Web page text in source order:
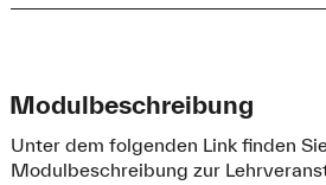
Modulbeschreibung
Unter dem folgenden Link finden
Modulbeschreibung zur